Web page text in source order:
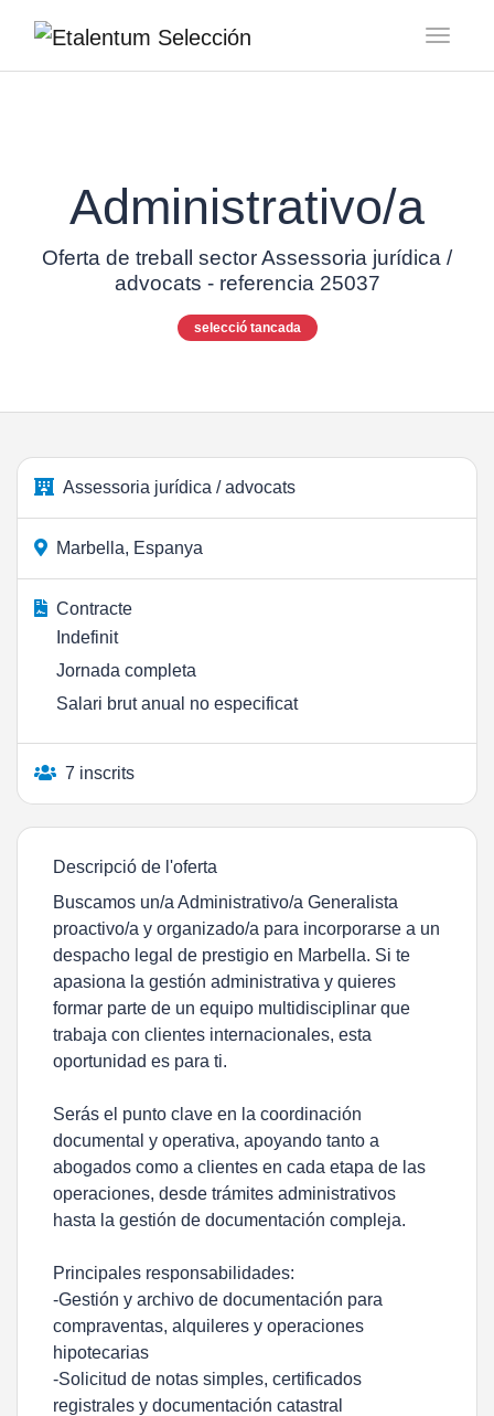
Administrativo/a
Oferta de treball sector Assessoria jurídica /
advocats - referencia 25037
selecció tancada
Assessoria jurídica / advocats
Marbella, Espanya
Contracte
Indefinit
Jornada completa
Salari brut anual no especificat
7 inscrits
Descripció de l'oferta
Buscamos un/a Administrativo/a Generalista
proactivo/a y organizado/a para incorporarse a un
despacho legal de prestigio en Marbella. Si te
apasiona la gestión administrativa y quieres
formar parte de un equipo multidisciplinar que
trabaja con clientes internacionales, esta
oportunidad es para ti.
Serás el punto clave en la coordinación
documental y operativa, apoyando tanto a
abogados como a clientes en cada etapa de las
operaciones, desde trámites administrativos
hasta la gestión de documentación compleja.
Principales responsabilidades:
-Gestión y archivo de documentación para
compraventas, alquileres y operaciones
hipotecarias
-Solicitud de notas simples, certificados
registrales y documentación catastral